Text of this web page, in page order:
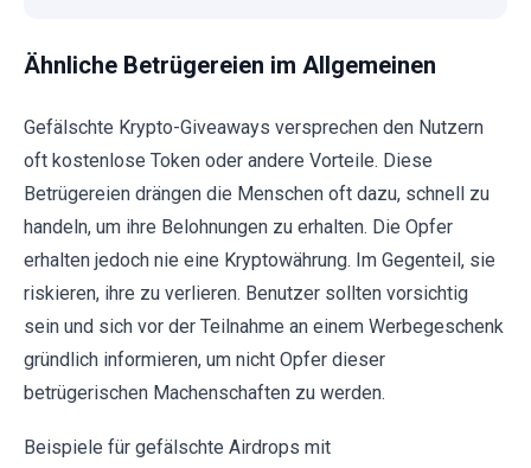
Ähnliche Betrügereien im Allgemeinen
Gefälschte Krypto-Giveaways versprechen den Nutzern
oft kostenlose Token oder andere Vorteile. Diese
Betrügereien drängen die Menschen oft dazu, schnell zu
handeln, um ihre Belohnungen zu erhalten. Die Opfer
erhalten jedoch nie eine Kryptowährung. Im Gegenteil, sie
riskieren, ihre zu verlieren. Benutzer sollten vorsichtig
sein und sich vor der Teilnahme an einem Werbegeschenk
gründlich informieren, um nicht Opfer dieser
betrügerischen Machenschaften zu werden.
Beispiele für gefälschte Airdrops mit